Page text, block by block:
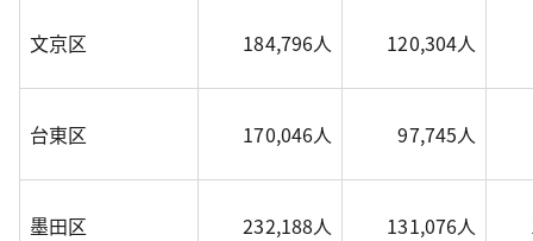
文京区 184,796人 120,304人
台東区 170,046人 97,745人
墨田区 232,188人 131,076人